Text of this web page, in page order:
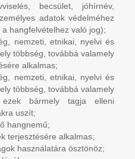
becsület, jóhírnév,
adatok védelméhez
hangfelvételhez való jog);
nemzeti, etnikai, nyelvi és
többség, továbbá valamely
alkalmas;
nemzeti, etnikai, nyelvi és
többség, továbbá valamely
bármely tagja elleni
uszít;
hangnemű;
terjesztésére alkalmas;
használatára ösztönöz;